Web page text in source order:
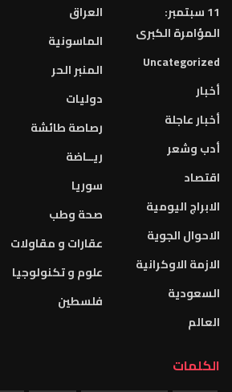
11 سبتمبر:
المؤامرة الكبرى
Uncategorized
أخبار
أخبار عاجلة
أدب وشعر
اقتصاد
الابراج اليومية
الاحوال الجوية
الازمة الاوكرانية
السعودية
العالم
العراق
الماسونية
المنبر الحر
دوليات
رصاصة طائشة
ريــاضة
سوريا
صحة وطب
عقارات و مقاولات
علوم و تكنولوجيا
فلسطين
الكلمات